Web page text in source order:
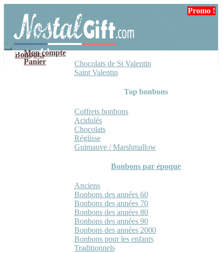
navigation
contenu
Mon compte
Panier
Bonbons
Chocolats de St Valentin
Saint Valentin
Top bonbons
Coffrets bonbons
Acidulés
Chocolats
Réglisse
Guimauve / Marshmallow
Bonbons par époque
Anciens
Bonbons des années 60
Bonbons des années 70
Bonbons des années 80
Bonbons des années 90
Bonbons des années 2000
Bonbons pour les enfants
Traditionnels
Promo !